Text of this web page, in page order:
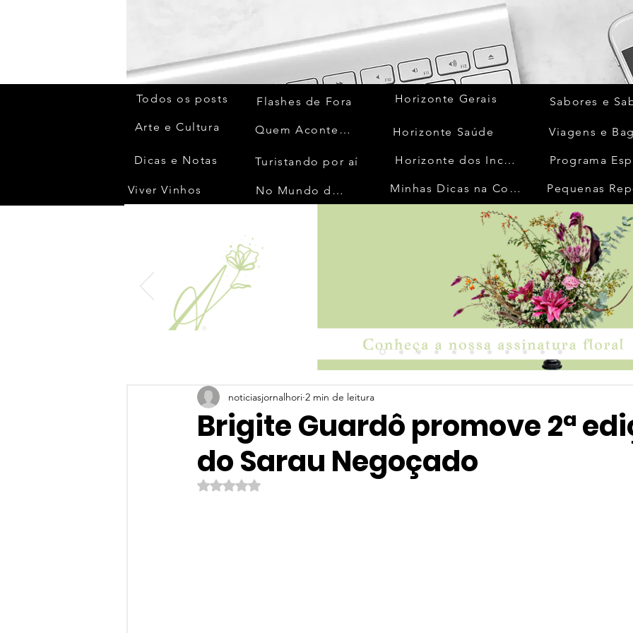
Todos os posts
Arte e Cultura
Dicas e Notas
Viver Vinhos
Flashes de Fora
Quem Acontece
Turistando por aí
No Mundo da Moda
Horizonte Gerais
Horizonte Saúde
Horizonte dos Inconfidentes
Minhas Dicas na Cozinha
Sabores e
Viagens e
Programa
Pequenas
Brigite Guardô promove 2ª
do Sarau Negoçado
noticiasjornalhori 2 min de leitura
Avaliado com NaN de 5 estrelas.